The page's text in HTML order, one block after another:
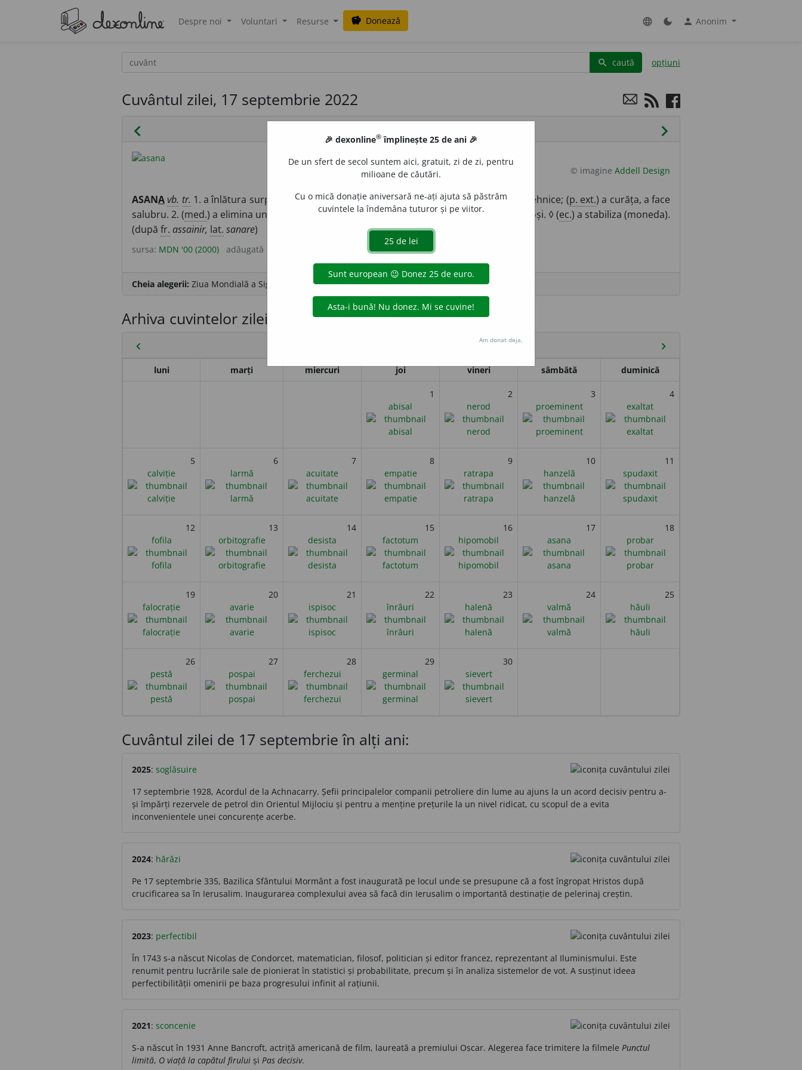
Despre noi Voluntari Resurse savings Donează language dark_mode person Anonim
search caută opțiuni
Cuvântul zilei, 17 septembrie 2022
chevron_left chevron_right
© imagine Addell Design
ASANAvb. tr. 1. a înlătura surplusul de apă de pe o suprafață de teren prin lucrări hidrotehnice; (p. ext.) a curăța, a face
salubru. 2. (med.) a elimina un focar de infecție. 3. (fig.) a îmbunătăți, a redresa; a însănătoși. ◊ (ec.) a stabiliza (moneda).
(după fr. assainir, lat. sanare)
sursa: MDN '00 (2000) adăugată de
Cheia alegerii: Ziua Mondială a Siguranței Pacientului (ONU)
Arhiva cuvintelor zilei
chevron_left chevron_right
luni marți miercuri joi vineri sâmbătă duminică
1
abisal
2
nerod
3
proeminent
4
exaltat
5
calviție
6
larmă
7
acuitate
8
empatie
9
ratrapa
10
hanzelă
11
spudaxit
12
fofila
13
orbitografie
14
desista
15
factotum
16
hipomobil
17
asana
18
probar
19
falocrație
20
avarie
21
ispisoc
22
înrâuri
23
halenă
24
valmă
25
hăuli
26
pestă
27
pospai
28
ferchezui
29
germinal
30
sievert
Cuvântul zilei de 17 septembrie în alți ani:
2025: soglăsuire
17 septembrie 1928, Acordul de la Achnacarry. Șefii principalelor companii petroliere din lume au ajuns la un acord decisiv pentru a-
și împărți rezervele de petrol din Orientul Mijlociu și pentru a menține prețurile la un nivel ridicat, cu scopul de a evita
inconvenientele unei concurențe acerbe.
2024: hărăzi
Pe 17 septembrie 335, Bazilica Sfântului Mormânt a fost inaugurată pe locul unde se presupune că a fost îngropat Hristos după
crucificarea sa în Ierusalim. Inaugurarea complexului avea să facă din Ierusalim o importantă destinație de pelerinaj creștin.
2023: perfectibil
În 1743 s-a născut Nicolas de Condorcet, matematician, filosof, politician și editor francez, reprezentant al Iluminismului. Este
renumit pentru lucrările sale de pionierat în statistici și probabilitate, precum și în analiza sistemelor de vot. A susținut ideea
perfectibilității omenirii pe baza progresului infinit al rațiunii.
2021: sconcenie
S-a născut în 1931 Anne Bancroft, actriță americană de film, laureată a premiului Oscar. Alegerea face trimitere la filmele Punctul
limită, O viață la capătul firului și Pas decisiv.
🎉 dexonline® împlinește 25 de ani 🎉
De un sfert de secol suntem aici, gratuit, zi de zi, pentru
milioane de căutări.
Cu o mică donație aniversară ne-ați ajuta să păstrăm
cuvintele la îndemâna tuturor și pe viitor.
Am donat deja.